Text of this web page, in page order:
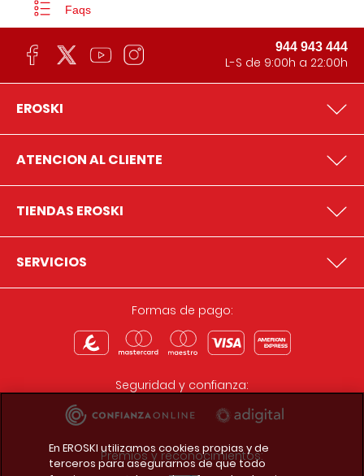
Faqs
944 943 444
L-S de 9:00h a 22:00h
EROSKI
ATENCION AL CLIENTE
TIENDAS EROSKI
SERVICIOS
Formas de pago:
Seguridad y confianza:
Premios y reconocimientos:
En EROSKI utilizamos cookies propias y de
terceros para asegurarnos de que todo